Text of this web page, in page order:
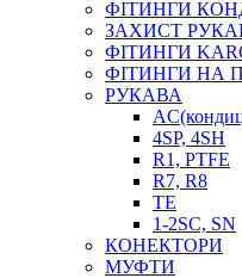
ФІТИНГИ
ЗАХИСТ
ФІТИНГИ
ФІТИНГИ НА
РУКАВА
4SP, 4SH
R1, PTFE
R7, R8
TE
1-2SC, SN
КОНЕКТОРИ
МУФТИ